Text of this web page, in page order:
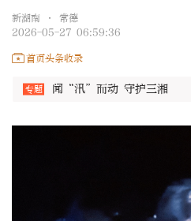
新湖南 • 常德
2026-05-27 06:59:36
首页头条收录
闻“汛”而动 守护三湘